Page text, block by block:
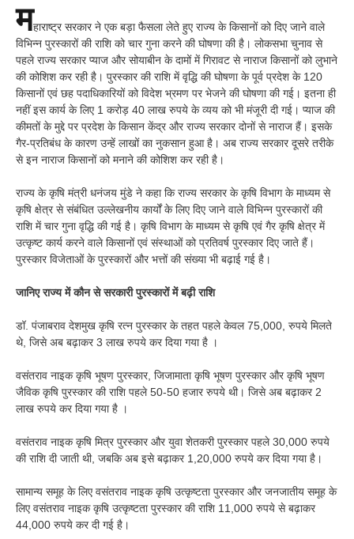
महाराष्ट्र सरकार ने एक बड़ा फैसला लेते हुए राज्य के किसानों को दिए जाने वाले
विभिन्न पुरस्कारों की राशि को चार गुना करने की घोषणा की है। लोकसभा चुनाव से
पहले राज्य सरकार प्याज और सोयाबीन के दामों में गिरावट से नाराज किसानों को लुभाने
की कोशिश कर रही है। पुरस्कार की राशि में वृद्धि की घोषणा के पूर्व प्रदेश के 120
किसानों एवं छह पदाधिकारियों को विदेश भ्रमण पर भेजने की घोषणा की गई। इतना ही
नहीं इस कार्य के लिए 1 करोड़ 40 लाख रुपये के व्यय को भी मंजूरी दी गई। प्याज की
कीमतों के मुद्दे पर प्रदेश के किसान केंद्र और राज्य सरकार दोनों से नाराज हैं। इसके
गैर-प्रतिबंध के कारण उन्हें लाखों का नुकसान हुआ है। अब राज्य सरकार दूसरे तरीके
से इन नाराज किसानों को मनाने की कोशिश कर रही है।
राज्य के कृषि मंत्री धनंजय मुंडे ने कहा कि राज्य सरकार के कृषि विभाग के माध्यम से
कृषि क्षेत्र से संबंधित उल्लेखनीय कार्यों के लिए दिए जाने वाले विभिन्न पुरस्कारों की
राशि में चार गुना वृद्धि की गई है। कृषि विभाग के माध्यम से कृषि एवं गैर कृषि क्षेत्र में
उत्कृष्ट कार्य करने वाले किसानों एवं संस्थाओं को प्रतिवर्ष पुरस्कार दिए जाते हैं।
पुरस्कार विजेताओं के पुरस्कारों और भत्तों की संख्या भी बढ़ाई गई है।
जानिए राज्य में कौन से सरकारी पुरस्कारों में बढ़ी राशि
डॉ. पंजाबराव देशमुख कृषि रत्न पुरस्कार के तहत पहले केवल 75,000, रुपये मिलते
थे, जिसे अब बढ़ाकर 3 लाख रुपये कर दिया गया है ।
वसंतराव नाइक कृषि भूषण पुरस्कार, जिजामाता कृषि भूषण पुरस्कार और कृषि भूषण
जैविक कृषि पुरस्कार की राशि पहले 50-50 हजार रुपये थी। जिसे अब बढ़ाकर 2
लाख रुपये कर दिया गया है ।
वसंतराव नाइक कृषि मित्र पुरस्कार और युवा शेतकरी पुरस्कार पहले 30,000 रुपये
की राशि दी जाती थी, जबकि अब इसे बढ़ाकर 1,20,000 रुपये कर दिया गया है।
सामान्य समूह के लिए वसंतराव नाइक कृषि उत्कृष्टता पुरस्कार और जनजातीय समूह के
लिए वसंतराव नाइक कृषि उत्कृष्टता पुरस्कार की राशि 11,000 रुपये से बढ़ाकर
44,000 रुपये कर दी गई है।